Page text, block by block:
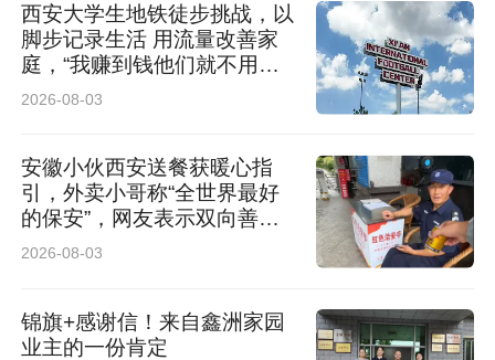
西安大学生地铁徒步挑战，以
脚步记录生活 用流量改善家
庭，“我赚到钱他们就不用早
起了”
2026-08-03
安徽小伙西安送餐获暖心指
引，外卖小哥称“全世界最好
的保安”，网友表示双向善意
温暖相逢
2026-08-03
锦旗+感谢信！来自鑫洲家园
业主的一份肯定